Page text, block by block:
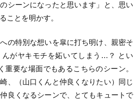
シーンになったと思います」と、思い
ことを明かす。
の特別な想いを皐に打ち明け、親密そ
んがヤキモチを妬いてしまう…？ とい
重要な場面でもあるこちらのシーン。
、（山口くんと仲良くなりたい）同じ
良くなるシーンで、とてもキュートで